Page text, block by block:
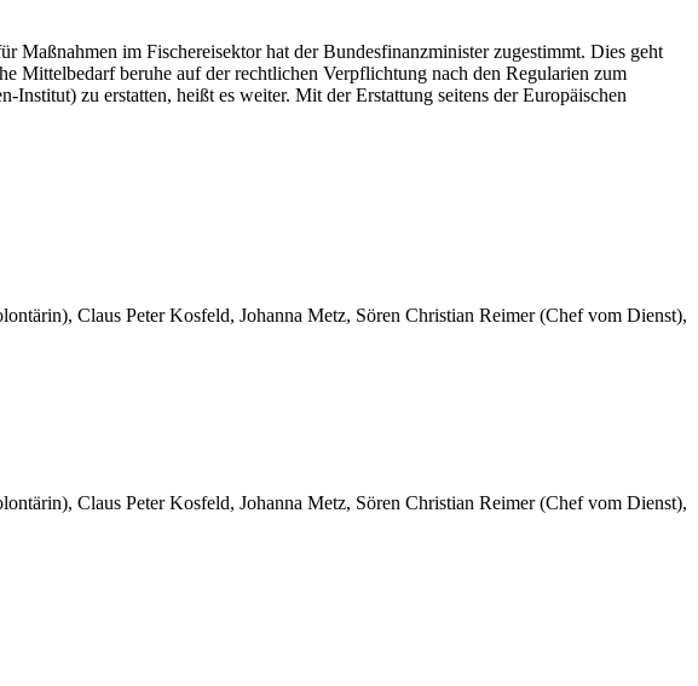
im Fischereisektor hat der Bundesfinanzminister zugestimmt. Dies geht
Mittelbedarf beruhe auf der rechtlichen Verpflichtung nach den Regularien zum
zu erstatten, heißt es weiter. Mit der Erstattung seitens der Europäischen
Claus Peter Kosfeld, Johanna Metz, Sören Christian Reimer (Chef vom Dienst),
Claus Peter Kosfeld, Johanna Metz, Sören Christian Reimer (Chef vom Dienst),